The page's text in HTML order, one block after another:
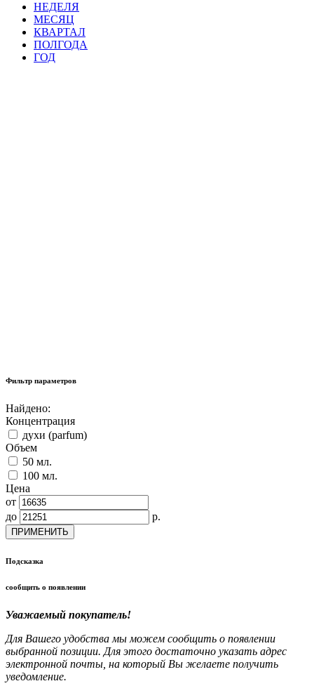
НЕДЕЛЯ
МЕСЯЦ
КВАРТАЛ
ПОЛГОДА
ГОД
Фильтр параметров
Найдено:
Концентрация
духи (parfum)
Объем
50 мл.
100 мл.
Цена
от
до
р.
ПРИМЕНИТЬ
Подсказка
сообщить о появлении
Уважаемый покупатель!
Для Вашего удобства мы можем сообщить о появлении
выбранной позиции. Для этого достаточно указать адрес
электронной почты, на который Вы желаете получить
уведомление.